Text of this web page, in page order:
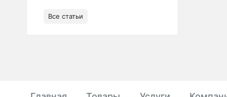
Все статьи